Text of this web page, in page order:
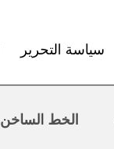
سياسة التحرير
الخط الساخن